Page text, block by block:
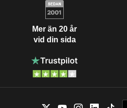
Mer än 20 år
vid din sida